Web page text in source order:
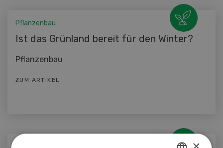
Pflanzenbau
Ist das Grünland bereit für den Winter?
Pflanzenbau
ZUM ARTIKEL